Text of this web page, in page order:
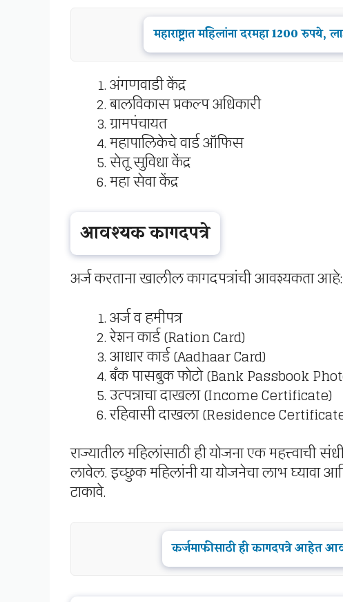
महाराष्ट्रात महिलांना दरमहा 1200
अंगणवाडी केंद्र
बालविकास प्रकल्प अधिकारी
ग्रामपंचायत
महापालिकेचे वार्ड ऑफिस
सेतू सुविधा केंद्र
महा सेवा केंद्र
आवश्यक कागदपत्रे
अर्ज करताना खालील कागदपत्रांची आवश्यकता आहे:
अर्ज व हमीपत्र
रेशन कार्ड (Ration Card)
आधार कार्ड (Aadhaar Card)
बँक पासबुक फोटो (Bank Passbook
उत्पन्नाचा दाखला (Income Certificate)
रहिवासी दाखला (Residence
राज्यातील महिलांसाठी ही योजना एक महत्त्वाची
लावेल. इच्छुक महिलांनी या योजनेचा लाभ घ्यावा
टाकावे.
कर्जमाफीसाठी ही कागदपत्रे आहेत